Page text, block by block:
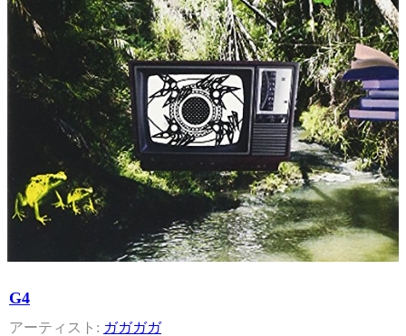
G4
ガガガガ